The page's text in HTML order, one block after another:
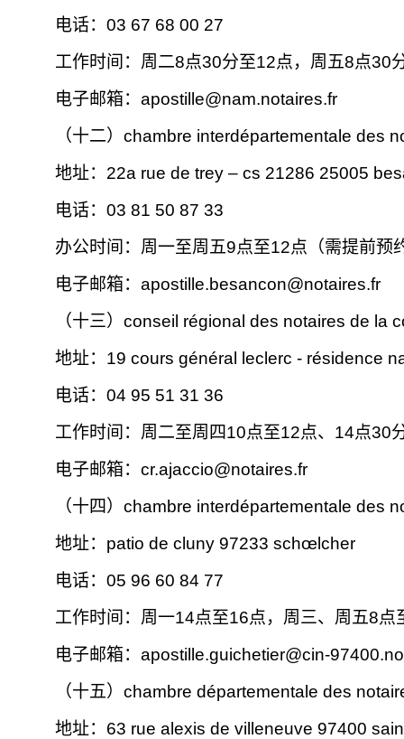
电话：03 67 68 00 27
工作时间：周二8点30分至12点，周五8点30
电子邮箱： apostille@nam.notaires.fr
（十二）chambre interdépartementale des
地址： 22a rue de trey – cs 21286 25005
电话：03 81 50 87 33
办公时间：周一至周五9点至12点（需提前预
电子邮箱： apostille.besancon@notaires.fr
（十三） conseil régional des notaires de la
地址：19 cours général leclerc - résidence
电话：04 95 51 31 36
工作时间：周二至周四10点至12点、14点30
电子邮箱： cr.ajaccio@notaires.fr
（十四）chambre interdépartementale des
地址：patio de cluny 97233 schœlcher
电话：05 96 60 84 77
工作时间：周一14点至16点，周三、周五8点
电子邮箱： apostille.guichetier@cin-
（十五）chambre départementale des
地址：63 rue alexis de villeneuve 97400